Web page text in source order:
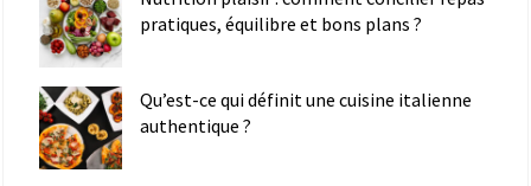
pratiques, équilibre et bons plans ?
Qu’est-ce qui définit une cuisine italienne
authentique ?